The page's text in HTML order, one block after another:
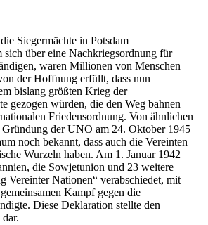
Siegermächte in Potsdam
sich über eine Nachkriegsordnung für
waren Millionen von Menschen
der Hoffnung erfüllt, dass nun
bislang größten Krieg der
gezogen würden, die den Weg bahnen
Friedensordnung. Von ähnlichen
der UNO am 24. Oktober 1945
noch bekannt, dass auch die Vereinten
Wurzeln haben. Am 1. Januar 1942
die Sowjetunion und 23 weitere
Vereinter Nationen“ verabschiedet, mit
Kampf gegen die
Diese Deklaration stellte den